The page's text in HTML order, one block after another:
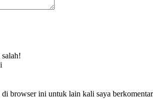
browser ini untuk lain kali saya